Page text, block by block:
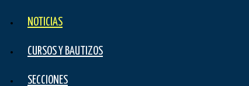
NOTICIAS
CURSOS Y BAUTIZOS
SECCIONES